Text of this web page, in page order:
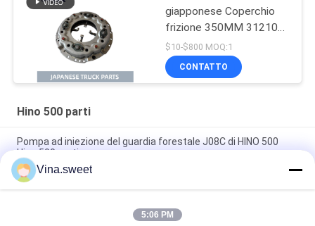
giapponese Coperchio
frizione 350MM 31210-
2621 HNC540 per
camion HINO 500
RANGER J08C J08CT in
$10-$800 MOQ:1
CONTATTO
Hino 500 parti
Pompa ad iniezione del guardia forestale J08C di HINO 500
Hino 500 parti
Pistone di Hino J08E delle componenti del motore del camion
S130A-E0101
Ricambi auto Hino dell'albero a camme del guardia forestale
Vina.sweet
5:06 PM